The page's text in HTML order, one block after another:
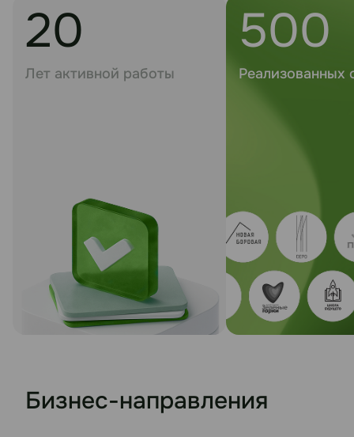
20
Лет активной работы
500
Реализованных
Бизнес-направления